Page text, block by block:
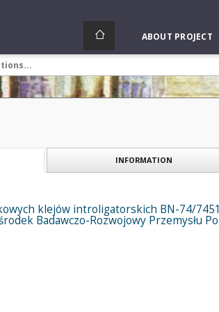
ABOUT PROJECT
INFORMATION
klejów introligatorskich BN-74/
Badawczo-Rozwojowy Przemysłu